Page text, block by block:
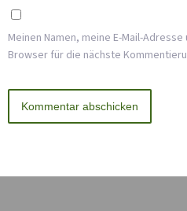
Meinen Namen, meine E-Mail-
Browser für die nächste